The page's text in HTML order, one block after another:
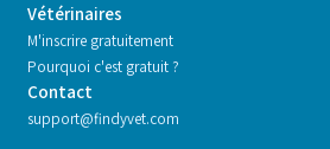
Vétérinaires
M'inscrire gratuitement
Pourquoi c'est gratuit ?
Contact
support@findyvet.com